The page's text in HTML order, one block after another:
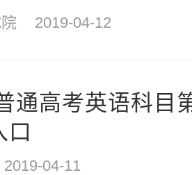
2019-04-12
通高考英语科目
口
2019-04-11